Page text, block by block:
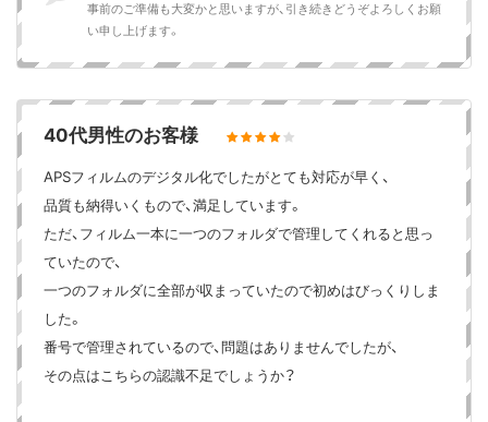
事前のご準備も大変かと思いますが、引き続きどうぞよろしくお願
い申し上げます。
40代男性のお客様
APSフィルムのデジタル化でしたがとても対応が早く、
品質も納得いくもので、満足しています。
ただ、フィルム一本に一つのフォルダで管理してくれると思っ
ていたので、
一つのフォルダに全部が収まっていたので初めはびっくりしま
した。
番号で管理されているので、問題はありませんでしたが、
その点はこちらの認識不足でしょうか？